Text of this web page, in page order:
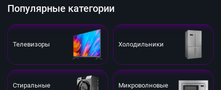
Популярные категории
Телевизоры Холодильники
Стиральные
Микроволновые